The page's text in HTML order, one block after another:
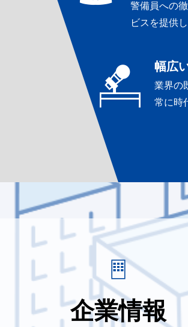
警備員への
ビスを提供
幅広
業界の
常に時
企業情報